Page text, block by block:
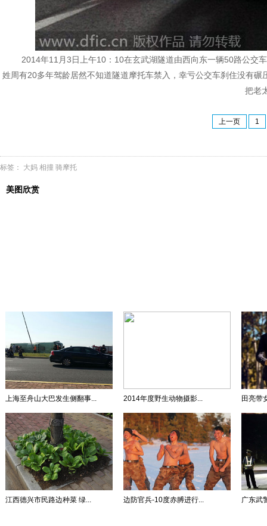
2014年11月3日上午10：10在玄武湖隧道由西向东一辆50路公交
姓周有20多年驾龄居然不知道隧道摩托车禁入，幸亏公交车刹住没有
把老
上一页 1
标签： 大妈 相撞 骑摩托
美图欣赏
上海至舟山大巴发生侧翻事... 2014年度野生动物摄影... 田亮带
江西德兴市民路边种菜 绿... 边防官兵-10度赤膊进行... 广东武